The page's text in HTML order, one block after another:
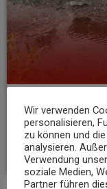
NEWS
Niedrigwasser
today 7. AUGUST 2026
Wir verwenden
personalisieren,
zu können und
analysieren.
Verwendung
soziale Medien,
Partner führen